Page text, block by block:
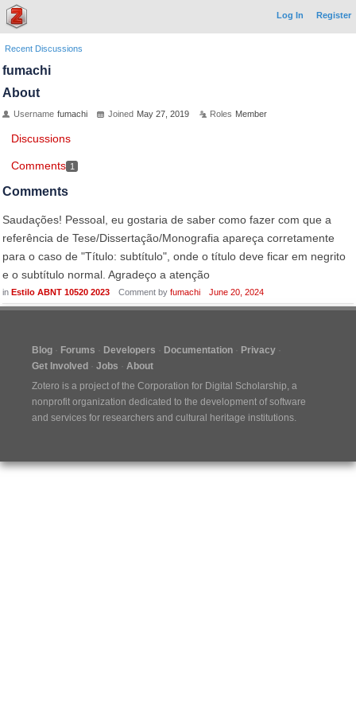
Log In Register
Recent Discussions
fumachi
About
Username fumachi Joined May 27, 2019 Roles Member
Discussions
Comments 1
Comments
Saudações! Pessoal, eu gostaria de saber como fazer com que a
referência de Tese/Dissertação/Monografia apareça corretamente
para o caso de "Título: subtítulo", onde o título deve ficar em negrito
e o subtítulo normal. Agradeço a atenção
in Estilo ABNT 10520 2023 Comment by fumachi June 20, 2024
Blog Forums Developers Documentation
Privacy
Get Involved
Jobs
About
Zotero is a project of the Corporation for Digital Scholarship, a
nonprofit organization dedicated to the development of software
and services for researchers and cultural heritage institutions.